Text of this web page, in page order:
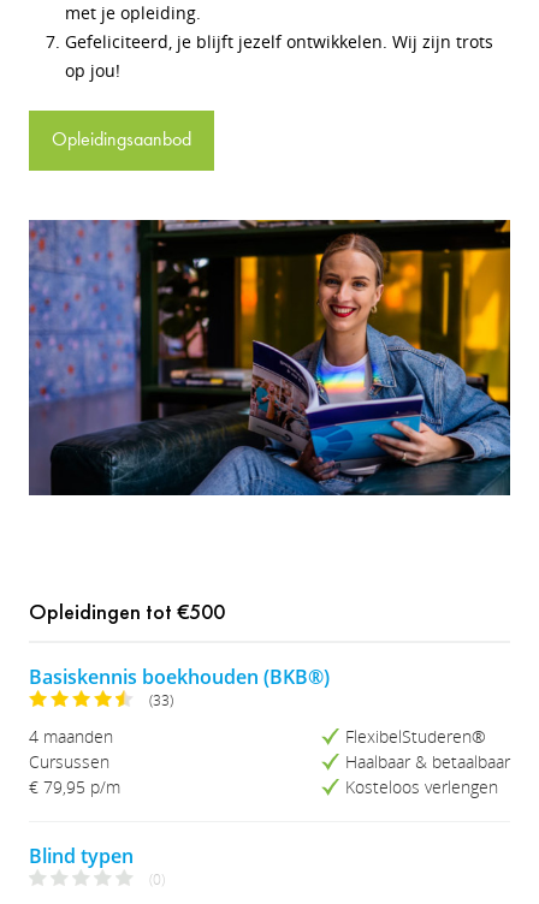
met je opleiding.
Gefeliciteerd, je blijft jezelf ontwikkelen. Wij zijn trots
op jou!
Opleidingsaanbod
Opleidingen tot €500
Basiskennis boekhouden (BKB®)
(33)
4 maanden
Cursussen
€ 79,95 p/m
FlexibelStuderen®
Haalbaar & betaalbaar
Kosteloos verlengen
Blind typen
(0)